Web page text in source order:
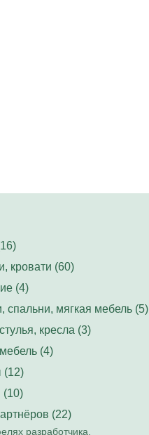
кровати (60)
(4)
спальни, мягкая мебель (5)
кресла (3)
(4)
(12)
(10)
(22)
разработчика.